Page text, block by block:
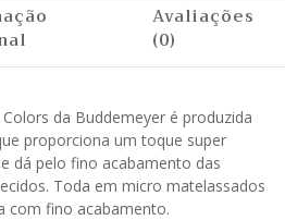
Avaliações
(0)
da Buddemeyer é produzida
proporciona um toque super
dá pelo fino acabamento das
Toda em micro matelassados
com fino acabamento.